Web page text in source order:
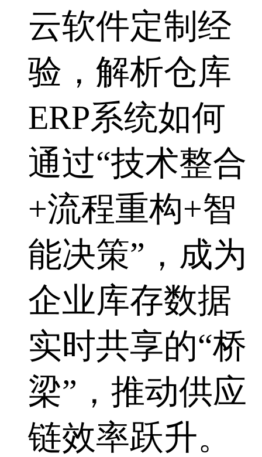
云软件定制经
验，解析仓库
ERP系统如何
通过“技术整合
+流程重构+智
能决策”，成为
企业库存数据
实时共享的“桥
梁”，推动供应
链效率跃升。